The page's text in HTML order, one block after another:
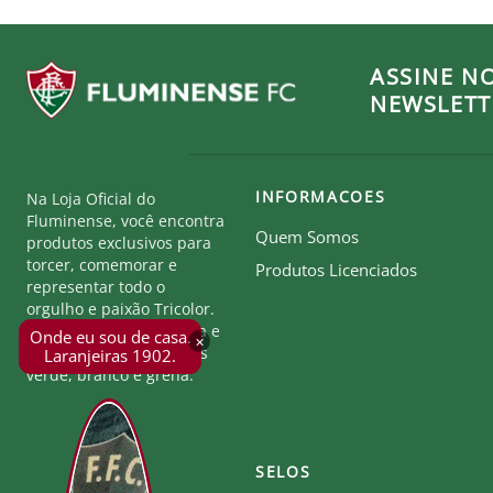
×
Onde eu sou de casa.
Laranjeiras 1902.
ASSINE
Na Loja Oficial do
Fluminense, você encontra
produtos exclusivos para
torcer, comemorar e
representar todo o
orgulho e paixão Tricolor.
Seja parte desta história e
mostre a força das cores
verde, branco e grená.
INFORMACOES
Quem Somos
Produtos Licenciados
SELOS